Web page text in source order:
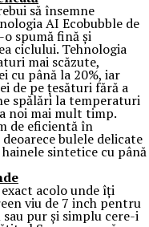
să însemne
AI Ecobubble de
spumă fină și
ciclului. Tehnologia
mai scăzute,
cu până la 20%, iar
de pe țesături fără a
spălări la temperaturi
noi mai mult timp.
de eficientă în
bulele delicate
sintetice cu până
acolo unde îți
viu de 7 inch pentru
pur și simplu cere-i